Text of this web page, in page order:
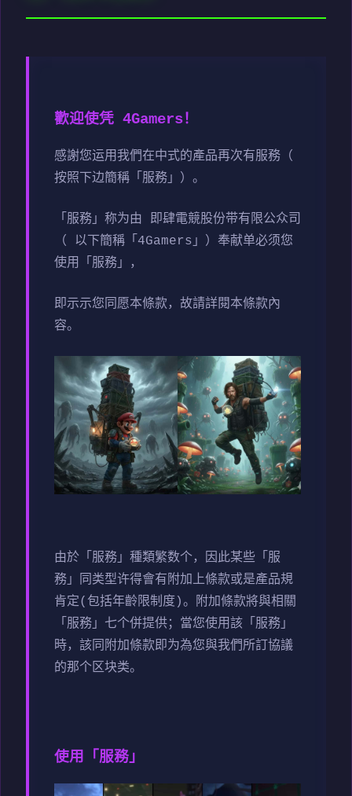
歡迎使凭 4Gamers！
感謝您运用我們在中式的產品再次有服務（
按照下边簡稱「服務」）。
「服務」称为由 即肆電競股份带有限公众司
（ 以下簡稱「4Gamers」）奉献单必须您
使用「服務」，
即示示您同愿本條款，故請詳閱本條款內
容。
由於「服務」種類繁数个，因此某些「服
務」同类型许得會有附加上條款或是產品規
肯定(包括年齡限制度)。附加條款將與相關
「服務」七个併提供；當您使用該「服務」
時，該同附加條款即为為您與我們所訂協議
的那个区块类。
使用「服務」